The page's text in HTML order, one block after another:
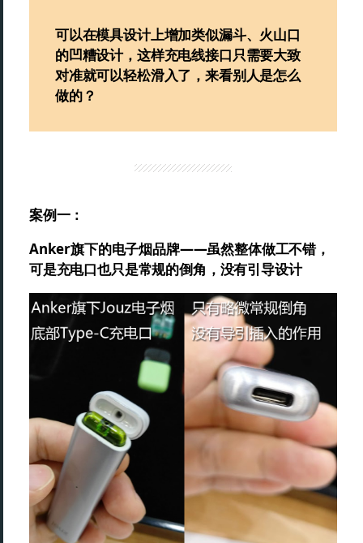
可以在模具设计上增加类似漏斗、火山口
的凹糟设计，这样充电线接口只需要大致
对准就可以轻松滑入了，来看别人是怎么
做的？
案例一：
Anker旗下的电子烟品牌——虽然整体做工不错，
可是充电口也只是常规的倒角，没有引导设计